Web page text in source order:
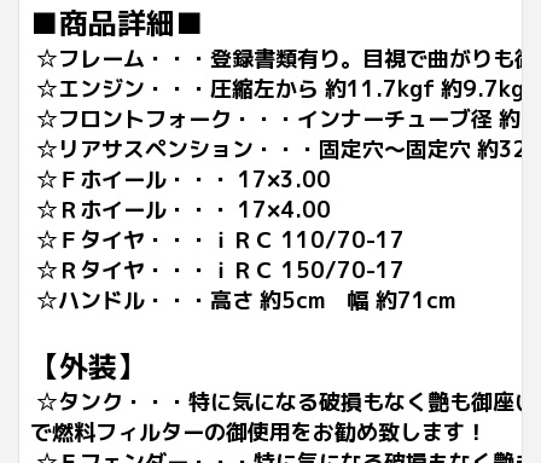
■商品詳細■
☆フレーム・・・登録書類有り。目視で曲がりも
☆エンジン・・・圧縮左から 約11.7kgf 約9.7kgf
☆フロントフォーク・・・インナーチューブ径
☆リアサスペンション・・・固定穴～固定穴 約
☆Ｆホイール・・・ 17×3.00
☆Ｒホイール・・・ 17×4.00
☆Ｆタイヤ・・・ｉＲＣ 110/70-17
☆Ｒタイヤ・・・ ｉＲＣ 150/70-17
☆ハンドル・・・高さ 約5cm 幅 約71cm
【外装】
☆タンク・・・特に気になる破損もなく艶も御座
で燃料フィルターの御使用をお勧め致します！